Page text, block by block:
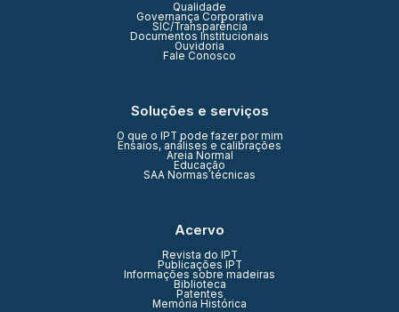
Qualidade
Governança Corporativa
SIC/Transparência
Documentos Institucionais
Ouvidoria
Fale Conosco
Soluções e serviços
O que o IPT pode fazer por mim
Ensaios, análises e calibrações
Areia Normal
Educação
SAA Normas técnicas
Acervo
Revista do IPT
Publicações IPT
Informações sobre madeiras
Biblioteca
Patentes
Memória Histórica